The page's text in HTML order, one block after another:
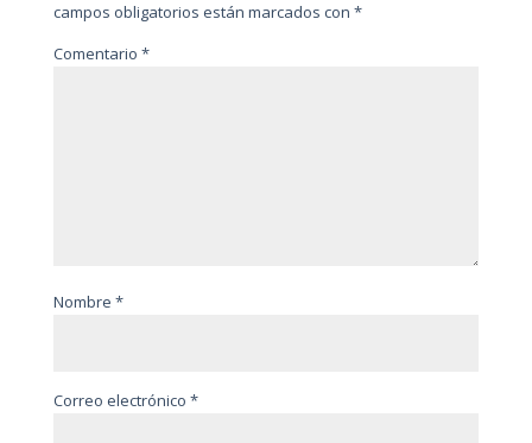
campos obligatorios están marcados con *
Comentario *
Nombre *
Correo electrónico *